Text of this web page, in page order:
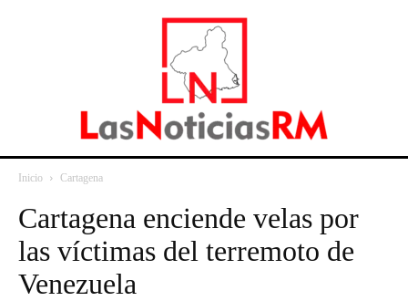
Inicio Cartagena
Cartagena enciende velas por
las víctimas del terremoto de
Venezuela